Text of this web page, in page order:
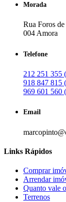
Morada
Rua Foros
004 Amora
Telefone
212 251 355
918 847 815
969 601 560
Email
Links Rápidos
Comprar
Arrendar
Quanto vale
Terrenos